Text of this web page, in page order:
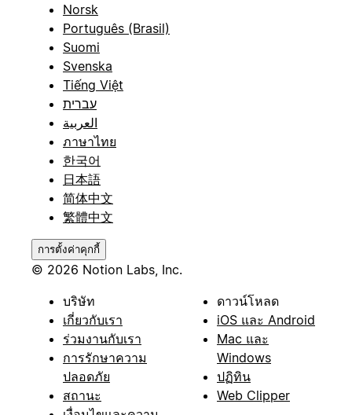
Norsk
Português (Brasil)
Suomi
Svenska
Tiếng Việt
עברית
العربية
ภาษาไทย
한국어
日本語
简体中文
繁體中文
การตั้งค่าคุกกี้
© 2026 Notion Labs, Inc.
บริษัท
เกี่ยวกับเรา
ร่วมงานกับเรา
การรักษาความ
ปลอดภัย
สถานะ
ดาวน์โหลด
iOS และ Android
Mac และ
Windows
ปฏิทิน
Web Clipper